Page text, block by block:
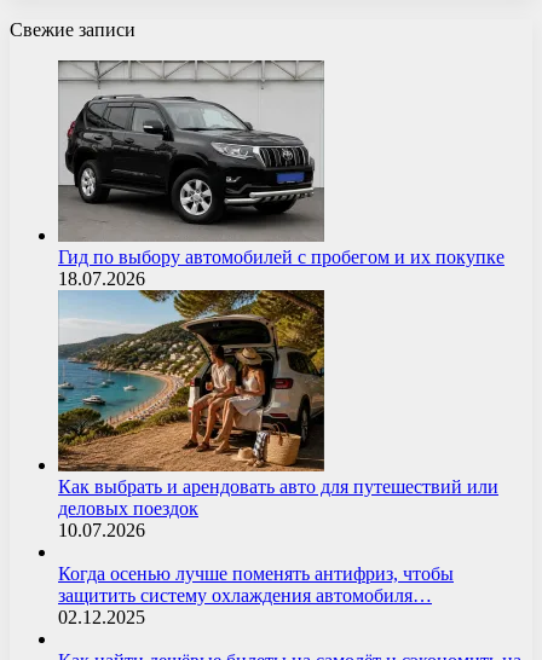
Свежие записи
Гид по выбору автомобилей с пробегом и их покупке
18.07.2026
Как выбрать и арендовать авто для путешествий или
деловых поездок
10.07.2026
Когда осенью лучше поменять антифриз, чтобы
защитить систему охлаждения автомобиля…
02.12.2025